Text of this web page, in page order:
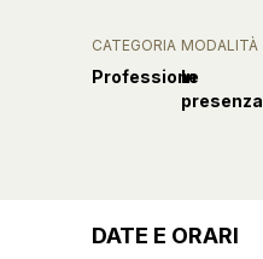
CATEGORIA
Professione
MODALITÀ
In
presenza
DATE E ORARI